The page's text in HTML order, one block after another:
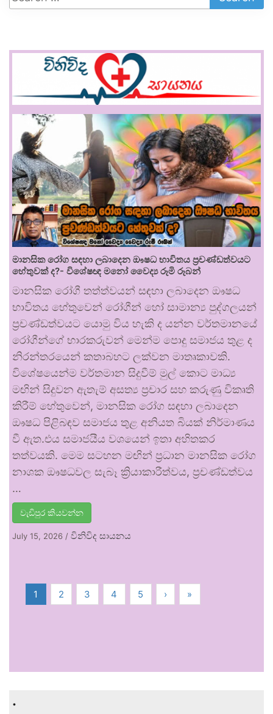
මානසික රෝග සඳහා ලබාදෙන ඖෂධ භාවිතය ප්‍රචණ්ඩත්වයට
හේතුවක් ද?- විශේෂඥ මනෝ වෛද්‍ය රූමි රූබන්
මානසික රෝගී තත්ත්වයන් සඳහා ලබාදෙන ඖෂධ
භාවිතය හේතුවෙන් රෝගීන් හෝ සාමාන්‍ය පුද්ගලයන්
ප්‍රචණ්ඩත්වයට යොමු විය හැකි ද යන්න වර්තමානයේ
රෝගීන්ගේ භාරකරුවන් මෙන්ම පොදු සමාජය තුළ ද
නිරන්තරයෙන් කතාබහට ලක්වන මාතෘකාවකි.
විශේෂයෙන්ම වර්තමාන සිදුවීම් මුල් කොට මාධ්‍ය
මඟින් සිදුවන ඇතැම් අසත්‍ය ප්‍රචාර සහ කරුණු විකෘති
කිරීම් හේතුවෙන්, මානසික රෝග සඳහා ලබාදෙන
ඖෂධ පිළිබඳව සමාජය තුළ අනියත බියක් නිර්මාණය
වී ඇත.එය සමාජයීය වශයෙන් ඉතා අහිතකර
තත්වයකි. මෙම සටහන මඟින් ප්‍රධාන මානසික රෝග
නාශක ඖෂධවල සැබෑ ක්‍රියාකාරීත්වය, ප්‍රචණ්ඩත්වය
…
වැඩිපුර කියවන්න
July 15, 2026 / විනිවිද සායනය
1 2 3 4 5 › »
.